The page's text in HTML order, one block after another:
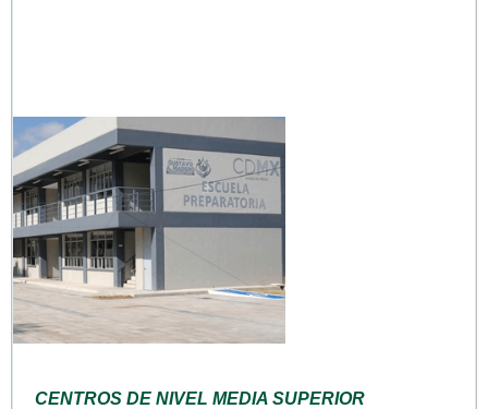
CENTROS DE NIVEL MEDIA SUPERIOR